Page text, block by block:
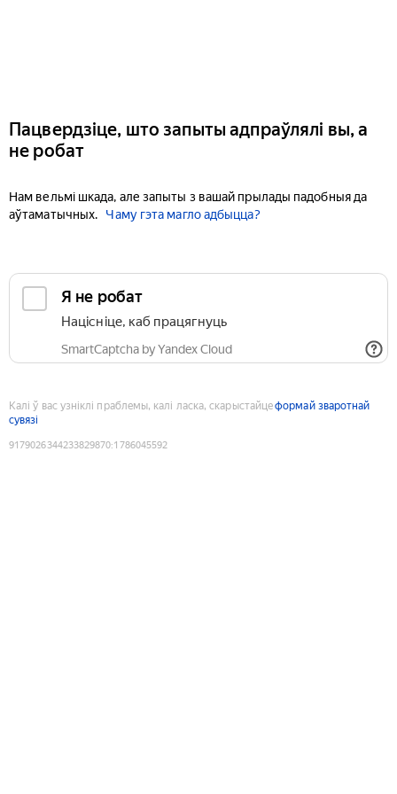
Пацвердзіце, што запыты адпраўлялі вы, а
не робат
Нам вельмі шкада, але запыты з вашай прылады падобныя да
аўтаматычных.
Чаму гэта магло адбыцца?
Я не робат
Націсніце, каб працягнуць
SmartCaptcha by Yandex Cloud
Калі ў вас узніклі праблемы, калі ласка, скарыстайцеформай зваротнай
сувязі
9179026344233829870:1786045592